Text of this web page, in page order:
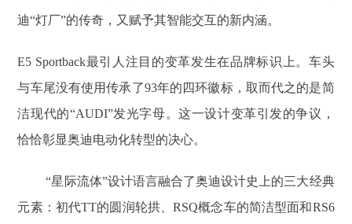
迪“灯厂”的传奇，又赋予其智能交互的新内涵。
E5 Sportback最引人注目的变革发生在品牌标识上。车头
与车尾没有使用传承了93年的四环徽标，取而代之的是简
洁现代的“AUDI”发光字母。这一设计变革引发的争议，
恰恰彰显奥迪电动化转型的决心。
“星际流体”设计语言融合了奥迪设计史上的三大经典
元素：初代TT的圆润轮拱、RSQ概念车的简洁型面和RS6